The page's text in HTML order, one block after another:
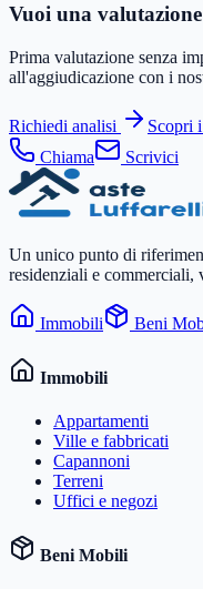
Vuoi una
Prima valutazione senza
all'aggiudicazione con i
Richiedi analisi
Scopri
Chiama
Scrivici
Un unico punto di
residenziali e commerciali,
Immobili Beni
Immobili
Appartamenti
Ville e fabbricati
Capannoni
Terreni
Uffici e negozi
Beni Mobili